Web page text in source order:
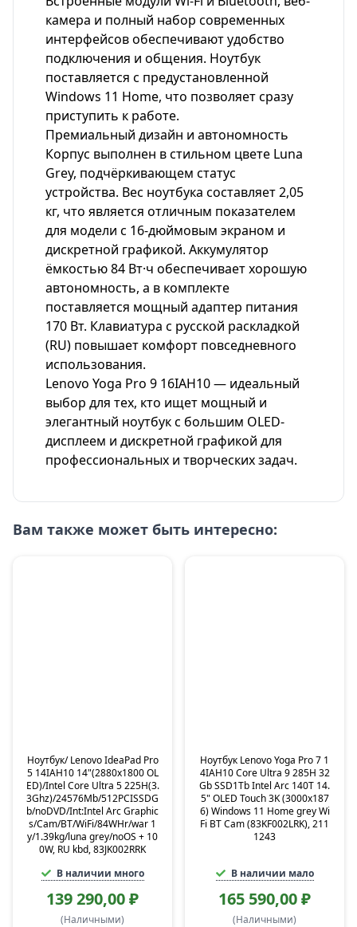
камера и полный набор современных
интерфейсов обеспечивают удобство
подключения и общения. Ноутбук
поставляется с предустановленной
Windows 11 Home, что позволяет сразу
приступить к работе.
Премиальный дизайн и автономность
Корпус выполнен в стильном цвете Luna
Grey, подчёркивающем статус
устройства. Вес ноутбука составляет 2,05
кг, что является отличным показателем
для модели с 16-дюймовым экраном и
дискретной графикой. Аккумулятор
ёмкостью 84 Вт·ч обеспечивает хорошую
автономность, а в комплекте
поставляется мощный адаптер питания
170 Вт. Клавиатура с русской раскладкой
(RU) повышает комфорт повседневного
использования.
Lenovo Yoga Pro 9 16IAH10 — идеальный
выбор для тех, кто ищет мощный и
элегантный ноутбук с большим OLED-
дисплеем и дискретной графикой для
профессиональных и творческих задач.
Вам также может быть интересно:
Ноутбук/ Lenovo IdeaPad Pro
5 14IAH10 14"(2880x1800 OL
ED)/Intel Core Ultra 5 225H(3.
3Ghz)/24576Mb/512PCISSDG
b/noDVD/Int:Intel Arc Graphic
s/Cam/BT/WiFi/84WHr/war 1
y/1.39kg/luna grey/noOS + 10
0W, RU kbd, 83JK002RRK
В наличии много
139 290,00 ₽
(Наличными)
Ноутбук Lenovo Yoga Pro 7 1
4IAH10 Core Ultra 9 285H 32
Gb SSD1Tb Intel Arc 140T 14.
5" OLED Touch 3K (3000x187
6) Windows 11 Home grey Wi
Fi BT Cam (83KF002LRK), 211
1243
В наличии мало
165 590,00 ₽
(Наличными)